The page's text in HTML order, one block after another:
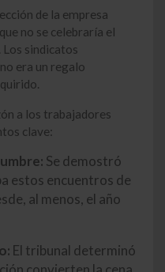
de la empresa
no se celebraría el
sindicatos
era un regalo
a los trabajadores
clave:
Se demostró
estos encuentros de
al menos, el año
El tribunal determinó